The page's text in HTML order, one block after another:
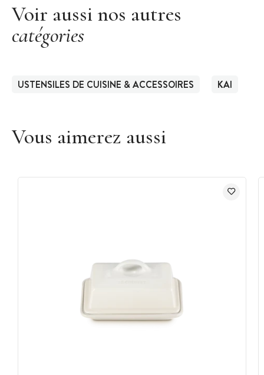
Voir aussi nos autres
catégories
USTENSILES DE CUISINE & ACCESSOIRES KAI
Vous aimerez aussi